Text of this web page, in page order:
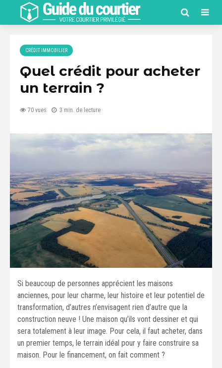
CRÉDIT IMMOBILIER
Quel crédit pour acheter
un terrain ?
70 vues 3 min. de lecture
Si beaucoup de personnes apprécient les maisons
anciennes, pour leur charme, leur histoire et leur potentiel de
transformation, d’autres n’envisagent rien d’autre que la
construction neuve ! Une maison qu’ils vont dessiner et qui
sera totalement à leur image. Pour cela, il faut acheter, dans
un premier temps, le terrain idéal pour y faire construire sa
maison. Pour le financement, on fait comment ?